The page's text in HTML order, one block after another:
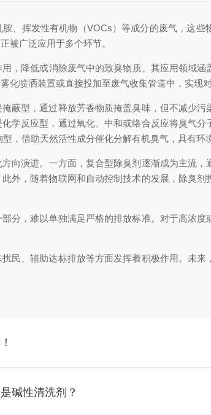
挥发性有机物（VOCs）等成分的废气，这些
被广泛应用于多个环节。
，降低或消除废气中的致臭物质。其应用领域
化喷洒装置或直接投加至废气收集管道中，实现
型，通过释放芳香物质掩盖臭味，但不减少污
学反应型，通过氧化、中和或络合反应将臭气
，借助天然活性成分催化分解有机臭气，具有环
演进。一方面，复合型除臭剂逐渐成为主流，
外，随着物联网和自动控制技术的发展，除臭
，难以单独满足严格的排放标准。对于高浓度
、辅助达标排放等方面发挥着积极作用。未来
碱性清洗剂？